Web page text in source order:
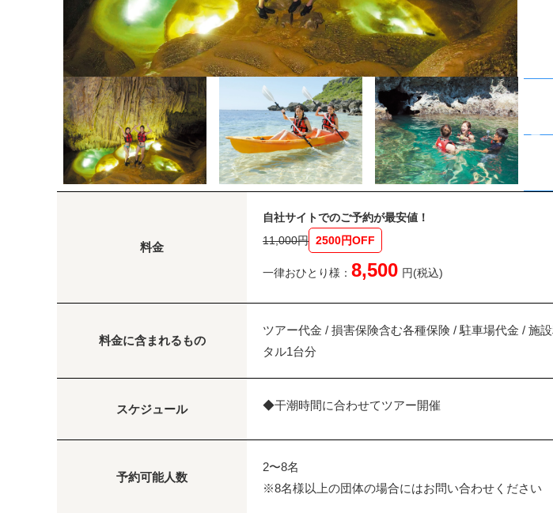
料金
自社サイトでのご予約が最安値！
11,000円 2500円OFF
一律おひとり様： 8,500 円(税込)
料金に含まれるもの
ツアー代金 / 損害保険含む各種保険 / 駐車場代金 / 施
タル1台分
スケジュール ◆干潮時間に合わせてツアー開催
予約可能人数
2〜8名
※8名様以上の団体の場合にはお問い合わせください